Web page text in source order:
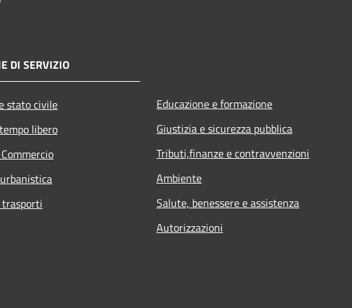
DI SERVIZIO
stato civile
libero
Educazione e formazione
Giustizia e sicurezza pubblica
Tributi,finanze e contravvenzioni
Ambiente
Salute, benessere e assistenza
Autorizzazioni